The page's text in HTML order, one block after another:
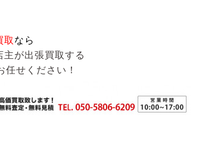
取なら
が出張買取する
任せください！